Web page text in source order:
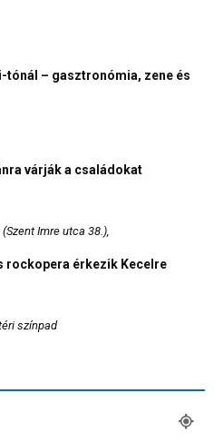
tónál – gasztronómia, zene és
várják a családokat
Imre utca 38.),
rockopera érkezik Kecelre
színpad